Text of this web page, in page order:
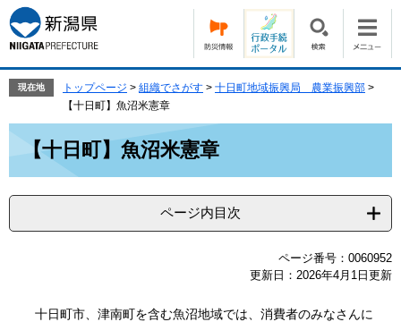
ー
ジ
の
で
ニ
ュ
ー
ば
本
文
現在地 トップページ > 組織でさがす > 十日町地域振興局 農業振興部 >
【十日町】魚沼米憲章
【十日町】魚沼米憲章
ページ内目次
ページ番号：0060952
更新日：2026年4月1日更新
十日町市、津南町を含む魚沼地域では、消費者のみなさんに